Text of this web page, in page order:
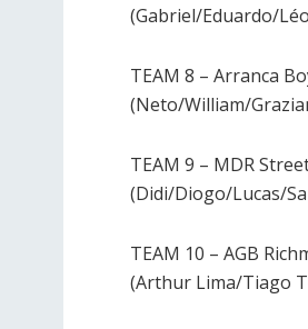
(Gabriel/Eduardo/
TEAM 8 – Arranca
(Neto/William/
TEAM 9 – MDR
(Didi/Diogo/Lucas/
TEAM 10 – AGB
(Arthur Lima/Tiago